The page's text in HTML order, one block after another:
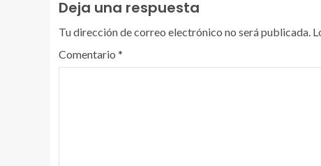
Deja una respuesta
Tu dirección de correo electrónico no será publicada.
Comentario *